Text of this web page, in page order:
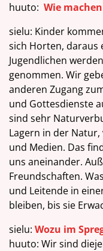
huuto: Wie
sielu: Kinder
sich Horten, daraus
Jugendlichen
genommen. Wir
anderen Zugang
und Gottesdienste
sind sehr
Lagern in der
und Medien. Das
uns aneinander.
Freundschaften.
und Leitende in
bleiben, bis sie
sielu: Wozu im
huuto: Wir sind